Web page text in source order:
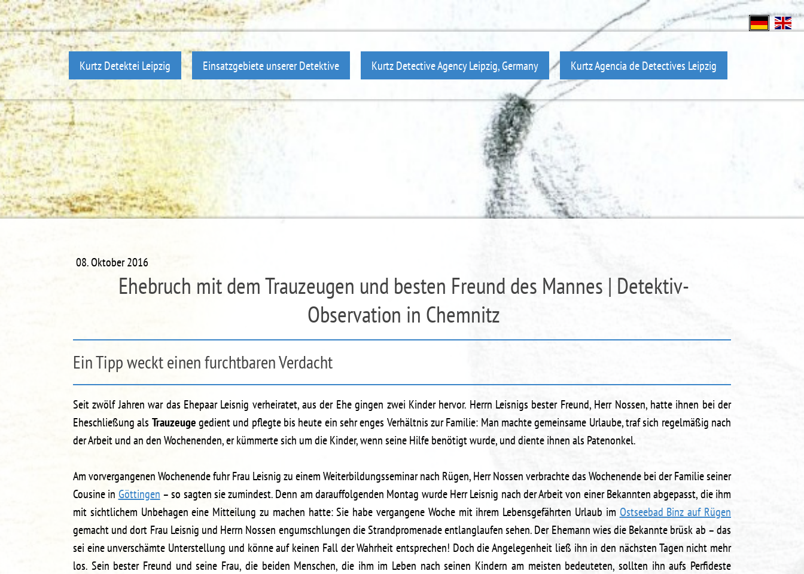
Kurtz Detektei Leipzig Einsatzgebiete unserer Detektive Kurtz Detective Agency Leipzig, Germany Kurtz Agencia de Detectives Leipzig
08. Oktober 2016
Ehebruch mit dem Trauzeugen und besten Freund des Mannes | Detektiv-
Observation in Chemnitz
Ein Tipp weckt einen furchtbaren Verdacht
Seit zwölf Jahren war das Ehepaar Leisnig verheiratet, aus der Ehe gingen zwei Kinder hervor. Herrn Leisnigs bester Freund, Herr Nossen, hatte ihnen bei der
Eheschließung als Trauzeugegedient und pflegte bis heute ein sehr enges Verhältnis zur Familie: Man machte gemeinsame Urlaube, traf sich regelmäßig nach
der Arbeit und an den Wochenenden, er kümmerte sich um die Kinder, wenn seine Hilfe benötigt wurde, und diente ihnen als Patenonkel.
Am vorvergangenen Wochenende fuhr Frau Leisnig zu einem Weiterbildungsseminar nach Rügen, Herr Nossen verbrachte das Wochenende bei der Familie seiner
Cousine in Göttingen – so sagten sie zumindest. Denn am darauffolgenden Montag wurde Herr Leisnig nach der Arbeit von einer Bekannten abgepasst, die ihm
mit sichtlichem Unbehagen eine Mitteilung zu machen hatte: Sie habe vergangene Woche mit ihrem Lebensgefährten Urlaub im Ostseebad Binz auf Rügen
gemacht und dort Frau Leisnig und Herrn Nossen engumschlungen die Strandpromenade entlanglaufen sehen. Der Ehemann wies die Bekannte brüsk ab – das
sei eine unverschämte Unterstellung und könne auf keinen Fall der Wahrheit entsprechen! Doch die Angelegenheit ließ ihn in den nächsten Tagen nicht mehr
los. Sein bester Freund und seine Frau, die beiden Menschen, die ihm im Leben nach seinen Kindern am meisten bedeuteten, sollten ihn aufs Perfideste